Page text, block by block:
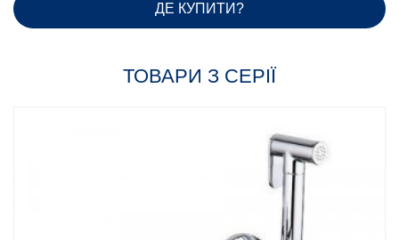
ДЕ КУПИТИ?
ТОВАРИ З СЕРІЇ